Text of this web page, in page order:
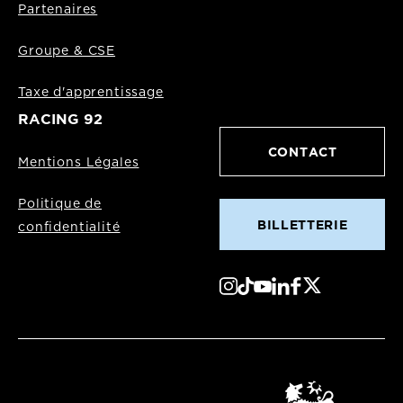
Partenaires
Groupe & CSE
Taxe d'apprentissage
RACING 92
Mentions Légales
Politique de
confidentialité
CONTACT
BILLETTERIE